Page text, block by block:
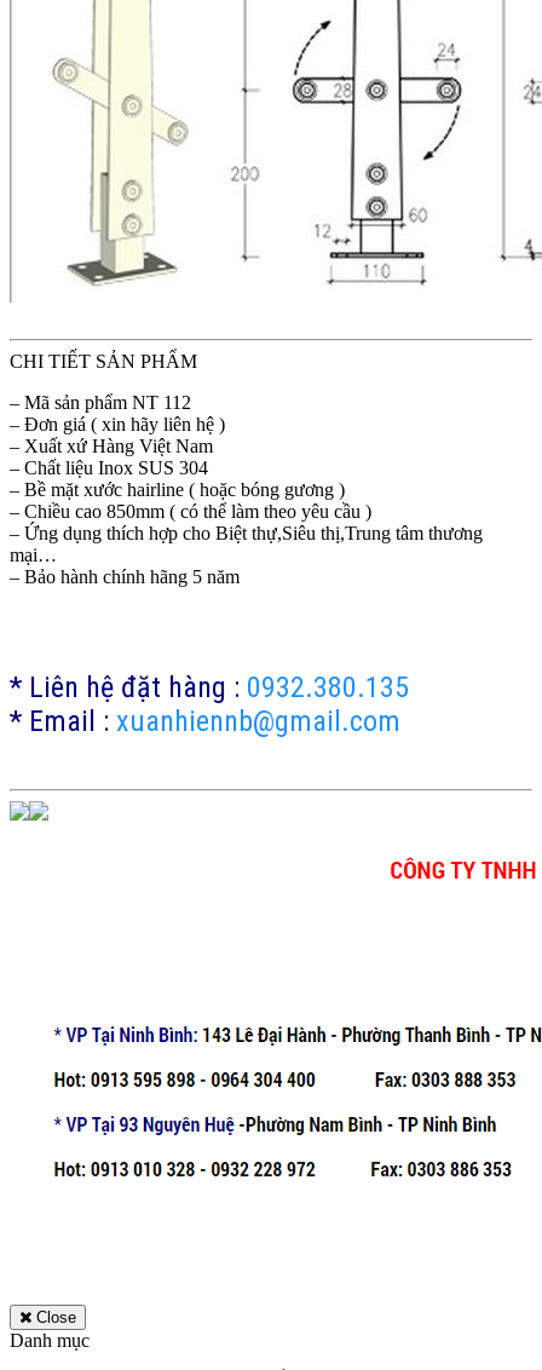
CHI TIẾT SẢN PHẨM
– Mã sản phẩm NT 112
– Đơn giá ( xin hãy liên hệ )
– Xuất xứ Hàng Việt Nam
– Chất liệu Inox SUS 304
– Bề mặt xước hairline ( hoặc bóng gương )
– Chiều cao 850mm ( có thể làm theo yêu cầu )
– Ứng dụng thích hợp cho Biệt thự,Siêu thị,Trung tâm thương
mại…
– Bảo hành chính hãng 5 năm
* Liên hệ đặt hàng : 0932.380.135
* Email : xuanhiennb@gmail.com
Close
Danh mục